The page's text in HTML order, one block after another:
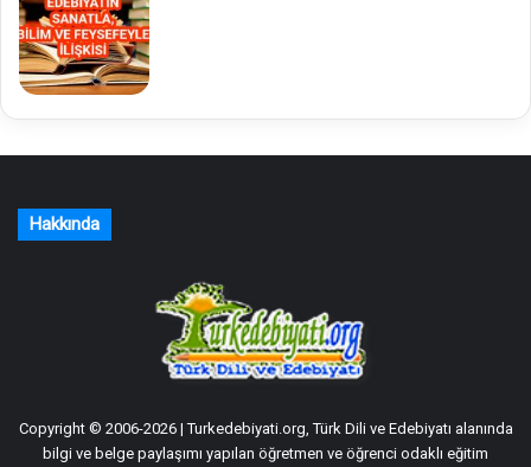
Hakkında
Copyright © 2006-2026 | Turkedebiyati.org, Türk Dili ve Edebiyatı alanında
bilgi ve belge paylaşımı yapılan öğretmen ve öğrenci odaklı eğitim